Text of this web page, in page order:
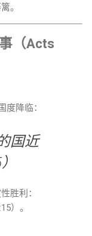
。
（Acts
降临：
国近
胜利：
）。